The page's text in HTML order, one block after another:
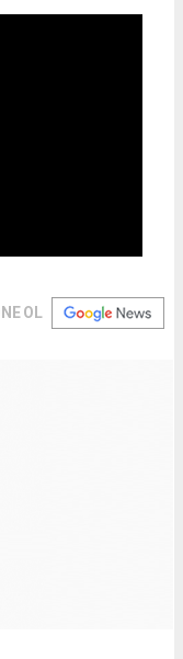
OL